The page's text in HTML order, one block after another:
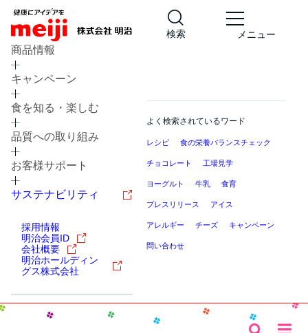
検索 メニュー
商品情報
キャンペーン
食を知る・楽しむ
品質への取り組み
お客様サポート
サステナビリティ
採用情報
明治会員ID
会社概要
明治ホールディン
グス株式会社
よく検索されているワード
レシピ 食の栄養バランスチェック
チョコレート 工場見学
ヨーグルト 牛乳 食育
プレスリリース アイス
アレルギー チーズ キャンペーン
問い合わせ